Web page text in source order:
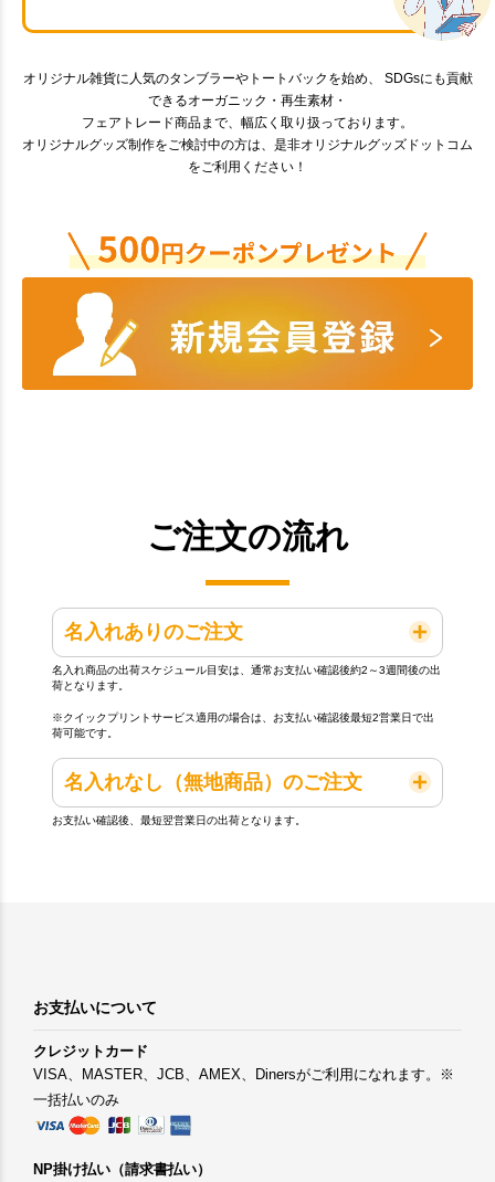
オリジナル雑貨に人気のタンブラーやトートバックを始め、 SDGsにも貢献
できるオーガニック・再生素材・
フェアトレード商品まで、幅広く取り扱っております。
オリジナルグッズ制作をご検討中の方は、是非オリジナルグッズドットコム
をご利用ください！
ご注文の流れ
名入れありのご注文
名入れ商品の出荷スケジュール目安は、通常お支払い確認後約2～3週間後の出
荷となります。
※クイックプリントサービス適用の場合は、お支払い確認後最短2営業日で出
荷可能です。
名入れなし（無地商品）のご注文
お支払い確認後、最短翌営業日の出荷となります。
お支払いについて
クレジットカード
VISA、MASTER、JCB、AMEX、Dinersがご利用になれます。※
一括払いのみ
NP掛け払い（請求書払い）